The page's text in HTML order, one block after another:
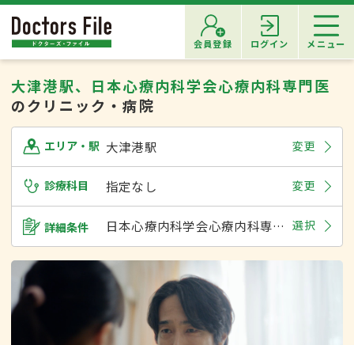
会員登録 ログイン メニュー
大津港駅、日本心療内科学会心療内科専門医
のクリニック・病院
エリア・駅 大津港駅 変更
診療科目 指定なし 変更
詳細条件 日本心療内科学会心療内科専門医 選択